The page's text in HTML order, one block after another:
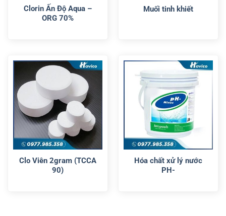
Clorin Ấn Độ Aqua –
ORG 70%
Muối tinh khiết
Clo Viên 2gram (TCCA
90)
Hóa chất xử lý nước
PH-